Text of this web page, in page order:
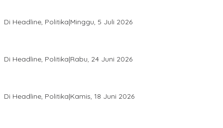
Di Headline, Politika|Minggu, 5 Juli 2026
Di Headline, Politika|Rabu, 24 Juni 2026
Di Headline, Politika|Kamis, 18 Juni 2026